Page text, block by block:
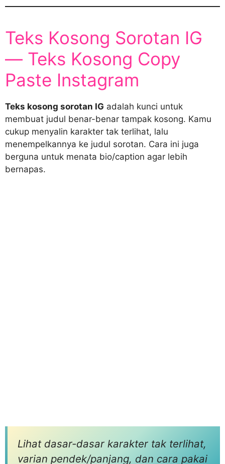
Teks Kosong Sorotan IG
— Teks Kosong Copy
Paste Instagram
Teks kosong sorotan IG adalah kunci untuk
membuat judul benar-benar tampak kosong. Kamu
cukup menyalin karakter tak terlihat, lalu
menempelkannya ke judul sorotan. Cara ini juga
berguna untuk menata bio/caption agar lebih
bernapas.
Lihat dasar-dasar karakter tak terlihat,
varian pendek/panjang, dan cara pakai